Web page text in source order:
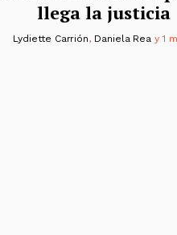
llega la justicia
Lydiette Carrión, Daniela Rea y 1